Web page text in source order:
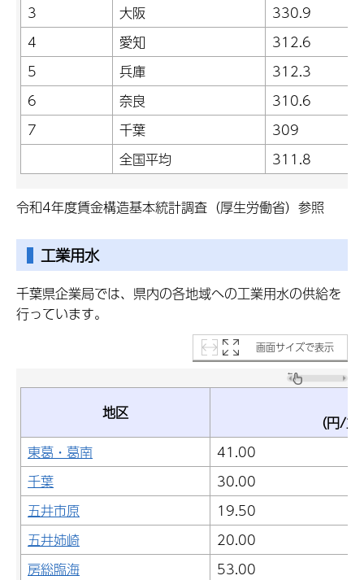
3
大阪
330.9
4
愛知
312.6
5
兵庫
312.3
6
奈良
310.6
7
千葉
309
全国平均
311.8
令和4年度賃金構造基本統計調査（厚生労働省）参照
工業用水
千葉県企業局では、県内の各地域への工業用水の供給を
行っています。
画面サイズで表示
地区
（円/
東葛・葛南
41.00
千葉
30.00
五井市原
19.50
五井姉崎
20.00
房総臨海
53.00